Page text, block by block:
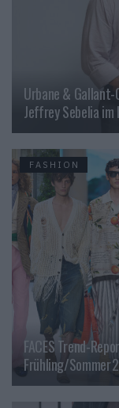
Urbane &
Jeffrey Sebelia
FASHION
FACES Trend-
Frühling/Sommer